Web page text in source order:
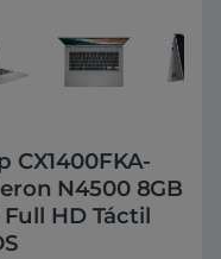
CX1400FKA-
N4500 8GB
Full HD Táctil